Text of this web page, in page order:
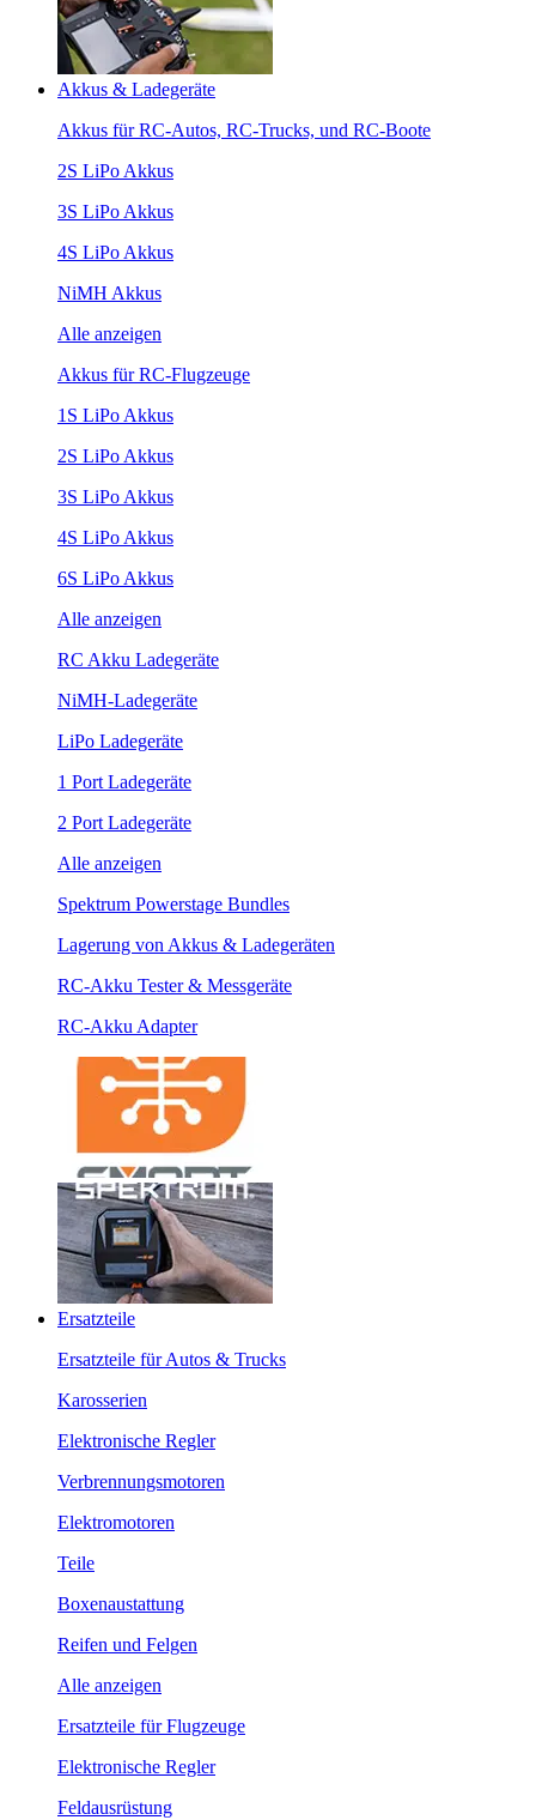
Akkus & Ladegeräte
Akkus für RC-Autos, RC-Trucks, und RC-Boote
2S LiPo Akkus
3S LiPo Akkus
4S LiPo Akkus
NiMH Akkus
Alle anzeigen
Akkus für RC-Flugzeuge
1S LiPo Akkus
2S LiPo Akkus
3S LiPo Akkus
4S LiPo Akkus
6S LiPo Akkus
Alle anzeigen
RC Akku Ladegeräte
NiMH-Ladegeräte
LiPo Ladegeräte
1 Port Ladegeräte
2 Port Ladegeräte
Alle anzeigen
Spektrum Powerstage Bundles
Lagerung von Akkus & Ladegeräten
RC-Akku Tester & Messgeräte
RC-Akku Adapter
Ersatzteile
Ersatzteile für Autos & Trucks
Karosserien
Elektronische Regler
Verbrennungsmotoren
Elektromotoren
Teile
Boxenaustattung
Reifen und Felgen
Alle anzeigen
Ersatzteile für Flugzeuge
Elektronische Regler
Feldausrüstung